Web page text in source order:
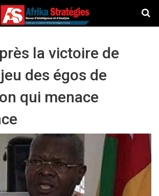
la victoire de
des égos de
qui menace